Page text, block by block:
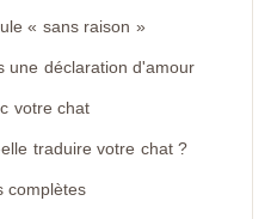
« sans raison »
une déclaration d'amour
votre chat
traduire votre chat ?
complètes